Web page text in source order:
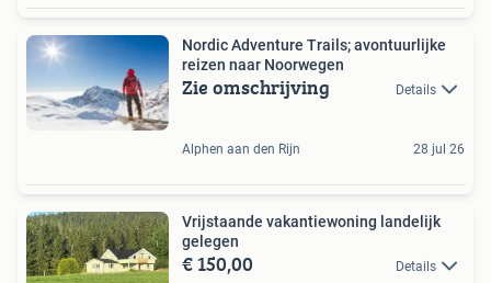
Nordic Adventure Trails; avontuurlijke
reizen naar Noorwegen
Zie omschrijving Details
Alphen aan den Rijn 28 jul 26
Vrijstaande vakantiewoning landelijk
gelegen
€ 150,00 Details